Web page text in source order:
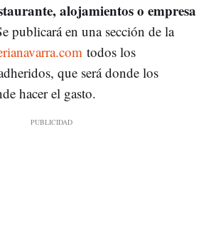
alojamientos o empresa
publicará en una sección de la
todos los
que será donde los
hacer el gasto.